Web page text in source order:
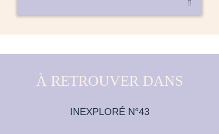

À RETROUVER DANS
INEXPLORÉ N°43